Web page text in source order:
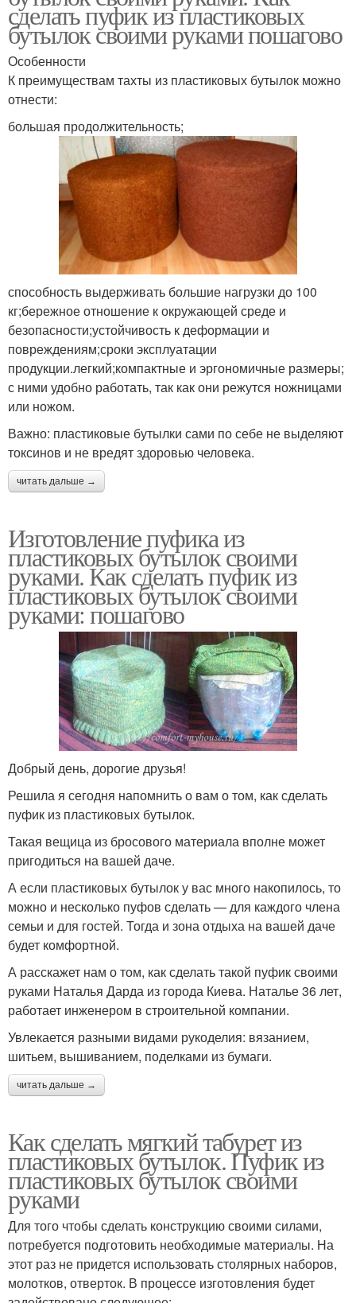
сделать пуфик из пластиковых
бутылок своими руками пошагово
Особенности
К преимуществам тахты из пластиковых бутылок можно
отнести:
большая продолжительность;
способность выдерживать большие нагрузки до 100
кг;бережное отношение к окружающей среде и
безопасности;устойчивость к деформации и
повреждениям;сроки эксплуатации
продукции.легкий;компактные и эргономичные размеры;
с ними удобно работать, так как они режутся ножницами
или ножом.
Важно: пластиковые бутылки сами по себе не выделяют
токсинов и не вредят здоровью человека.
читать дальше →
Изготовление пуфика из
пластиковых бутылок своими
руками. Как сделать пуфик из
пластиковых бутылок своими
руками: пошагово
Добрый день, дорогие друзья!
Решила я сегодня напомнить о вам о том, как сделать
пуфик из пластиковых бутылок.
Такая вещица из бросового материала вполне может
пригодиться на вашей даче.
А если пластиковых бутылок у вас много накопилось, то
можно и несколько пуфов сделать — для каждого члена
семьи и для гостей. Тогда и зона отдыха на вашей даче
будет комфортной.
А расскажет нам о том, как сделать такой пуфик своими
руками Наталья Дарда из города Киева. Наталье 36 лет,
работает инженером в строительной компании.
Увлекается разными видами рукоделия: вязанием,
шитьем, вышиванием, поделками из бумаги.
читать дальше →
Как сделать мягкий табурет из
пластиковых бутылок. Пуфик из
пластиковых бутылок своими
руками
Для того чтобы сделать конструкцию своими силами,
потребуется подготовить необходимые материалы. На
этот раз не придется использовать столярных наборов,
молотков, отверток. В процессе изготовления будет